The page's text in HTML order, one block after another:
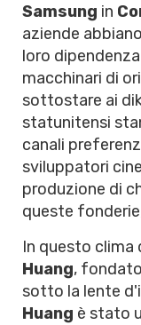
Samsung in
aziende
loro
macchinari di
sottostare ai
statunitensi
canali
sviluppatori
produzione di
queste
In questo clima
Huang,
sotto la lente
Huang è stato